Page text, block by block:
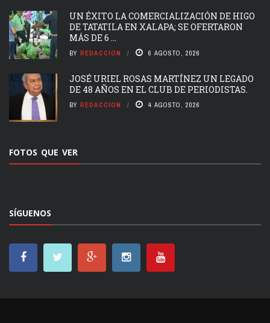
UN ÉXITO LA COMERCIALIZACIÓN DE HIGO
DE TATATILA EN XALAPA; SE OFERTARON
MÁS DE 6 ...
BY REDACCION 6 AGOSTO, 2026
JOSÉ URIEL ROSAS MARTÍNEZ UN LEGADO
DE 48 AÑOS EN EL CLUB DE PERIODISTAS.
BY REDACCION 4 AGOSTO, 2026
FOTOS QUE VER
SÍGUENOS